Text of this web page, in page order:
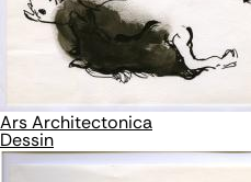
Ars Architectonica
Dessin